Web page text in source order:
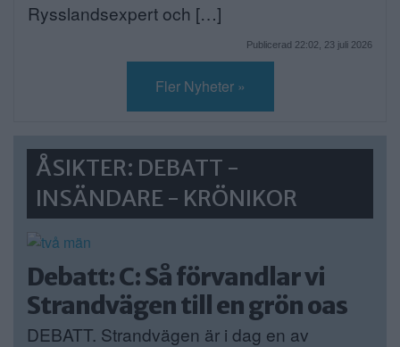
Rysslandsexpert och […]
Publicerad 22:02, 23 juli 2026
Fler Nyheter »
ÅSIKTER: DEBATT -
INSÄNDARE - KRÖNIKOR
Debatt: C: Så förvandlar vi
Strandvägen till en grön oas
DEBATT. Strandvägen är i dag en av